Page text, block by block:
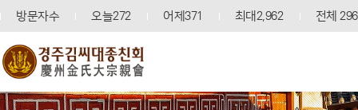
방문자수 오늘272 어제371 최대2,962 전체